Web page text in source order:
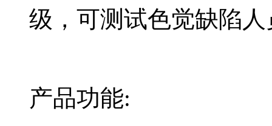
级，可测试色觉缺陷
产品功能: